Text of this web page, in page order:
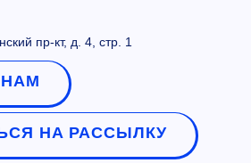
пр-кт, д. 4, стр. 1
НА РАССЫЛКУ